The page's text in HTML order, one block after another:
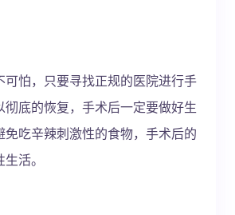
可怕，只要寻找正规的医院进行手
彻底的恢复，手术后一定要做好生
免吃辛辣刺激性的食物，手术后的
活。